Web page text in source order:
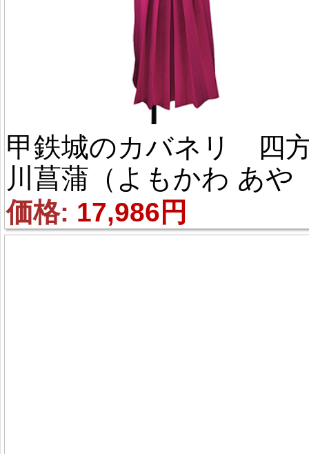
甲鉄城のカバネリ 四
川菖蒲（よもかわ あや
め） 風 コスプレ衣装
価格: 17,986円